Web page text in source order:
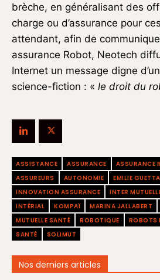
brèche, en généralisant des
charge ou d’assurance pour
attendant, afin de
assurance Robot, Neotech
Internet un message digne
science-fiction : « le droit du
ASSISTANCE ASSURANCE ASSURANCE
ASSUREURS
AUTONOMIE
EMILIE
INNOVATION ASSURANCE
INTER
INTÉRIAL
KOMPAÏ MARINA JALLABERT
MUTUELLE SANTÉ
ROBOTIQUE
ROBOTS
SANTÉ
SOLIMUT
Nos derniers articles